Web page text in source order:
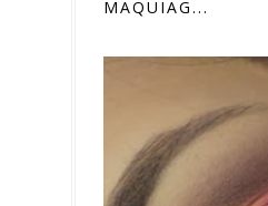
MAQUIAG...